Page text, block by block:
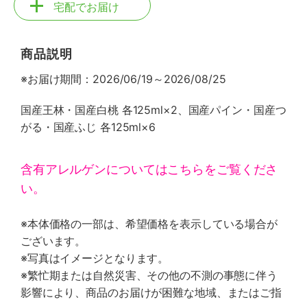
宅配でお届け
商品説明
※お届け期間：2026/06/19～2026/08/25
国産王林・国産白桃 各125ml×2、国産パイン・国産つ
がる・国産ふじ 各125ml×6
含有アレルゲンについてはこちらをご覧くださ
い。
※本体価格の一部は、希望価格を表示している場合が
ございます。
※写真はイメージとなります。
※繁忙期または自然災害、その他の不測の事態に伴う
影響により、商品のお届けが困難な地域、またはご指